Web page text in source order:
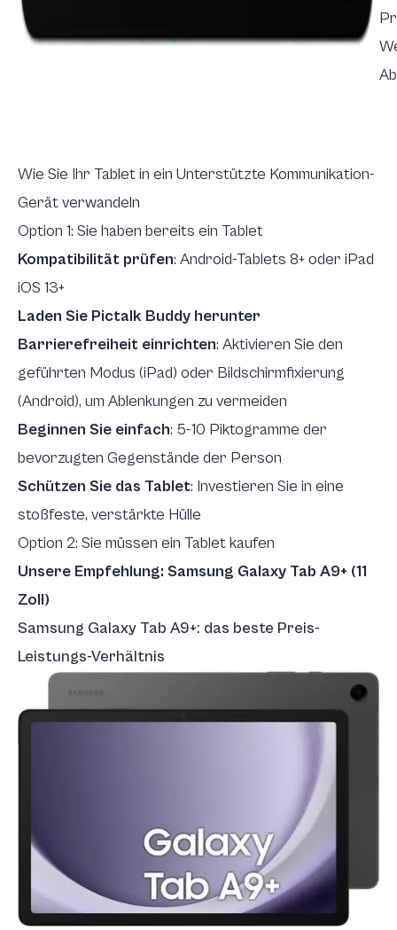
Wie Sie Ihr Tablet in ein Unterstützte Kommunikation-
Gerät verwandeln
Option 1: Sie haben bereits ein Tablet
Kompatibilität prüfen: Android-Tablets 8+ oder iPad
iOS 13+
Laden Sie Pictalk Buddy herunter
Barrierefreiheit einrichten: Aktivieren Sie den
geführten Modus (iPad) oder Bildschirmfixierung
(Android), um Ablenkungen zu vermeiden
Beginnen Sie einfach: 5-10 Piktogramme der
bevorzugten Gegenstände der Person
Schützen Sie das Tablet: Investieren Sie in eine
stoßfeste, verstärkte Hülle
Option 2: Sie müssen ein Tablet kaufen
Unsere Empfehlung: Samsung Galaxy Tab A9+ (11
Zoll)
Samsung Galaxy Tab A9+: das beste Preis-
Leistungs-Verhältnis